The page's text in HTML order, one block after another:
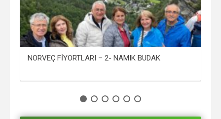
NORVEÇ FİYORTLARI – 2- NAMIK BUDAK